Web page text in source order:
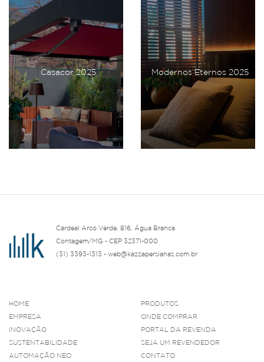
Casacor 2025 Modernos Eternos 2025
Cardeal Arco Verde, 816, Água Branca
Contagem/MG - CEP 32371-000
(31) 3393-1313 - web@kazzapersianas.com.br
HOME
EMPRESA
INOVAÇÃO
SUSTENTABILIDADE
AUTOMAÇÃO NEO
PRODUTOS
ONDE COMPRAR
PORTAL DA REVENDA
SEJA UM REVENDEDOR
CONTATO